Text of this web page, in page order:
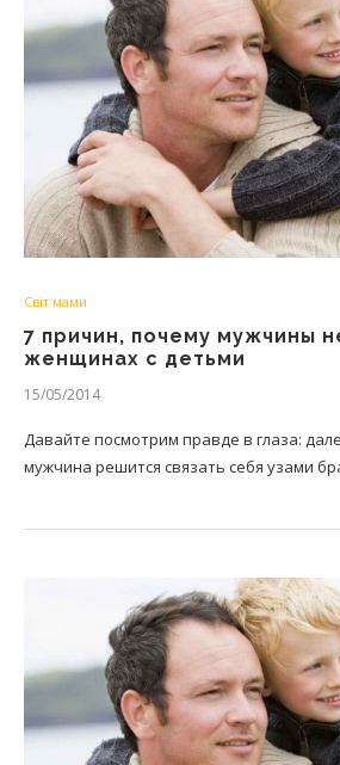
Світ мами
7 причин, почему мужчины
женщинах с детьми
15/05/2014
Давайте посмотрим правде в глаза:
мужчина решится связать себя узами